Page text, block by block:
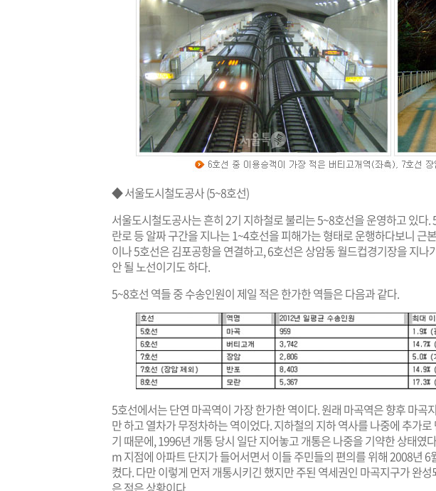
◆ 서울도시철도공사 (5~8호선)
서울도시철도공사는 흔히 2기 지하철로 불리는 5~8호선을 운영하고 있다.
란로 등 알짜 구간을 지나는 1~4호선을 피해가는 형태로 운행하다보니 근
이나 5호선은 김포공항을 연결하고, 6호선은 상암동 월드컵경기장을 지나
안 될 노선이기도 하다.
5~8호선 역들 중 수송인원이 제일 적은 한가한 역들은 다음과 같다.
5호선에서는 단연 마곡역이 가장 한가한 역이다. 원래 마곡역은 향후 마곡
만 하고 열차가 무정차하는 역이었다. 지하철의 지하 역사를 나중에 추가
기 때문에, 1996년 개통 당시 일단 지어놓고 개통은 나중을 기약한 상태였
m 지점에 아파트 단지가 들어서면서 이들 주민들의 편의를 위해 2008년 6
켰다. 다만 이렇게 먼저 개통시키긴 했지만 주된 역세권인 마곡지구가 완
은 적은 상황이다.